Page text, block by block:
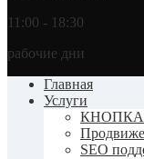
11:00 - 18:30
рабочие дни
Главная
Услуги
КНОПКА
SEO